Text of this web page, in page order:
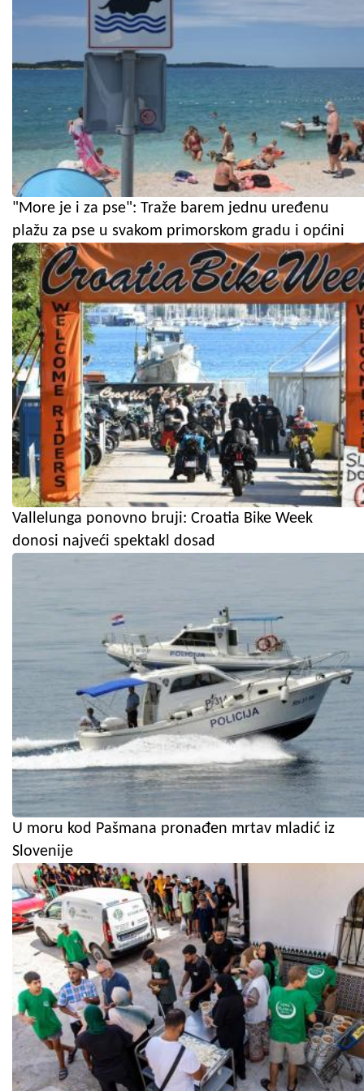
"More je i za pse": Traže barem jednu uređenu
plažu za pse u svakom primorskom gradu i općini
Vallelunga ponovno bruji: Croatia Bike Week
donosi najveći spektakl dosad
U moru kod Pašmana pronađen mrtav mladić iz
Slovenije